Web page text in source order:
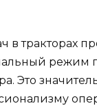
тракторах
режим
Это